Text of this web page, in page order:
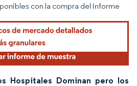
con la compra del informe
Hospitales Dominan pero los